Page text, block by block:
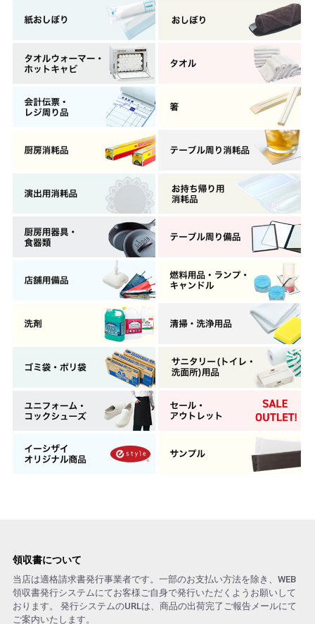
領収書について
当店は適格請求書発行事業者です。一部のお支払い方法を除き、WEB
領収書発行システムにてお客様ご自身で発行いただくようお願いして
おります。 発行システムのURLは、商品の出荷完了ご報告メールにて
ご案内いたします。